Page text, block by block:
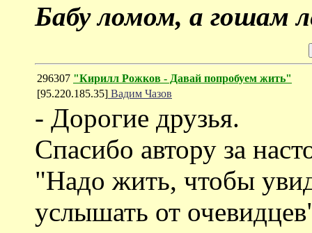
Бабу ломом, а гошам
296307 "Кирилл Рожков - Давай попробуем жить"
[95.220.185.35] Вадим Чазов
- Дорогие друзья.
Спасибо автору за
"Надо жить, чтобы
услышать от